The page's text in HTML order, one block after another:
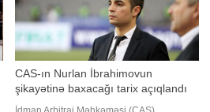
CAS-ın Nurlan İbrahimovun
şikayətinə baxacağı tarix açıqlandı